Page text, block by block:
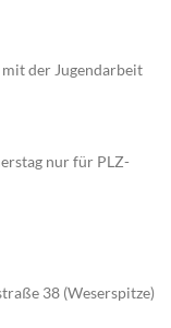
der Jugendarbeit
nur für PLZ-
38 (Weserspitze)